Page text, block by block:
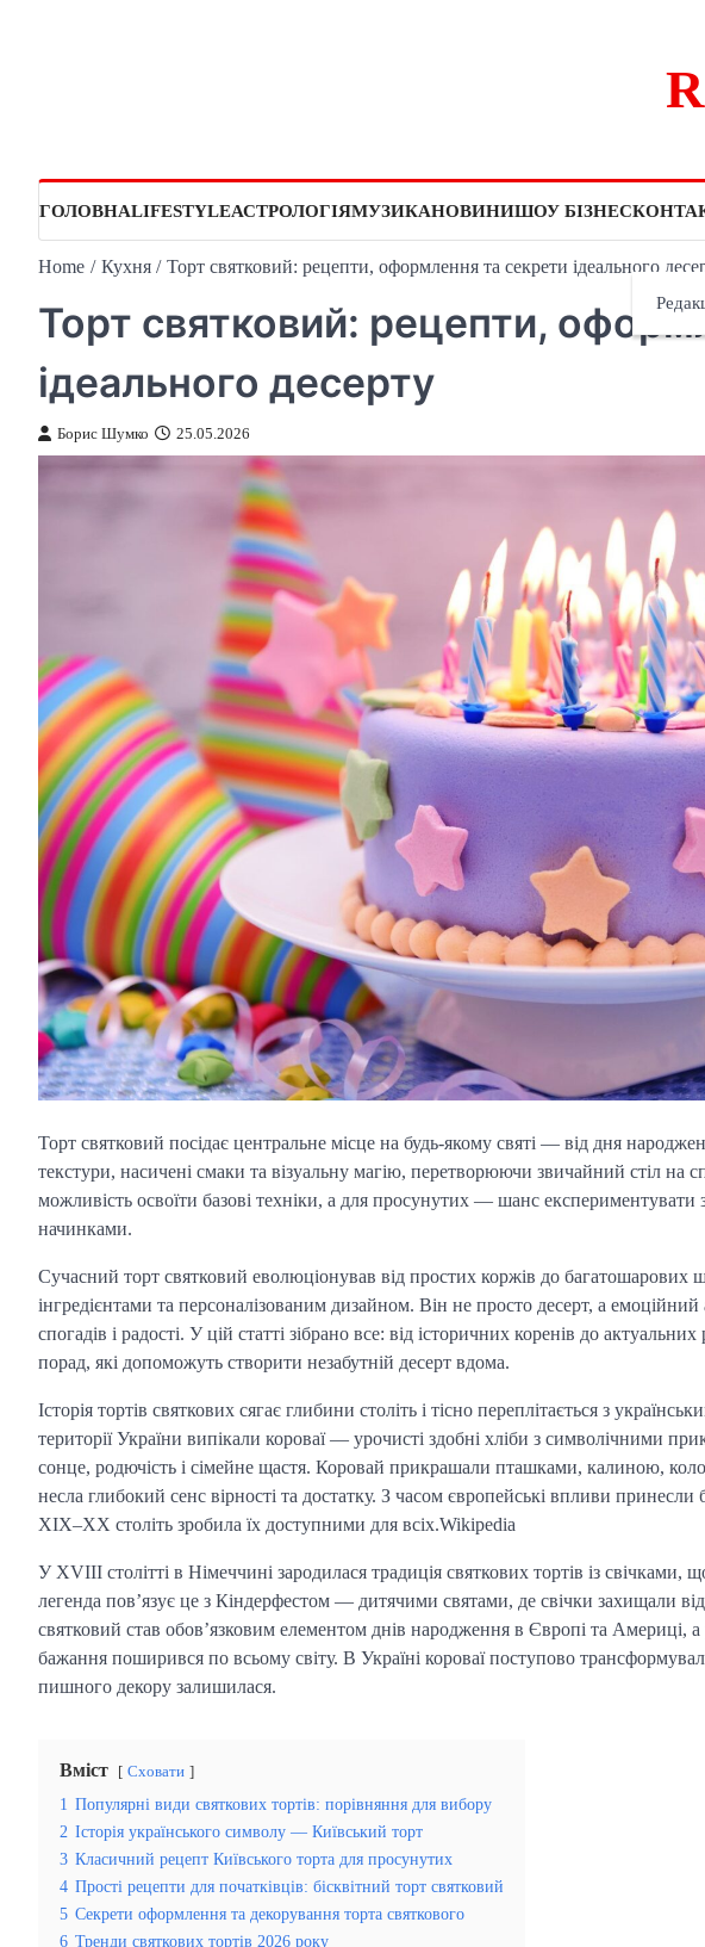
ГОЛОВНАLIFESTYLEАСТРОЛОГІЯМУЗИКАНОВИНИШОУ БІЗНЕС
Home Кухня Торт святковий: рецепти, оформлення та секрети ідеального
Торт святковий: рецепти,
ідеального десерту
Борис Шумко 25.05.2026
Торт святковий посідає центральне місце на будь-якому святі — від дня
текстури, насичені смаки та візуальну магію, перетворюючи звичайний стіл на
можливість освоїти базові техніки, а для просунутих — шанс
начинками.
Сучасний торт святковий еволюціонував від простих коржів до багатошарових
інгредієнтами та персоналізованим дизайном. Він не просто десерт, а
спогадів і радості. У цій статті зібрано все: від історичних коренів до
порад, які допоможуть створити незабутній десерт вдома.
Історія тортів святкових сягає глибини століть і тісно переплітається з
території України випікали короваї — урочисті здобні хліби з символічними
сонце, родючість і сімейне щастя. Коровай прикрашали пташками, калиною,
несла глибокий сенс вірності та достатку. З часом європейські впливи принесли
ХІХ–ХХ століть зробила їх доступними для всіх.⁠Wikipedia
У XVIII столітті в Німеччині зародилася традиція святкових тортів із свічками,
легенда пов’язує це з Кіндерфестом — дитячими святами, де свічки захищали
святковий став обов’язковим елементом днів народження в Європі та Америці, а
бажання поширився по всьому світу. В Україні короваї поступово
пишного декору залишилася.
Вміст Сховати
1 Популярні види святкових тортів: порівняння для вибору
2 Історія українського символу — Київський торт
3 Класичний рецепт Київського торта для просунутих
4 Прості рецепти для початківців: бісквітний торт святковий
5 Секрети оформлення та декорування торта святкового
6 Тренди святкових тортів 2026 року